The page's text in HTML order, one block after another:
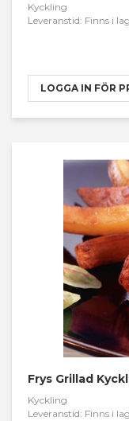
Kyckling
Leveranstid: Finns i
LOGGA IN FÖR
Frys Grillad
Kyckling
Leveranstid: Finns i